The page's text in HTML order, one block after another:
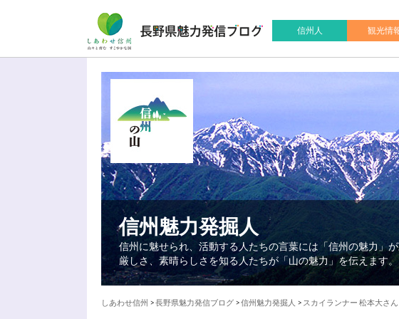
信州人
観光情
信州魅力発掘人
信州に魅せられ、活動する人たちの言葉には「信州の魅力」
厳しさ、素晴らしさを知る人たちが「山の魅力」を伝えます。
しあわせ信州 >長野県魅力発信ブログ >信州魅力発掘人 > スカイランナー 松本大さん